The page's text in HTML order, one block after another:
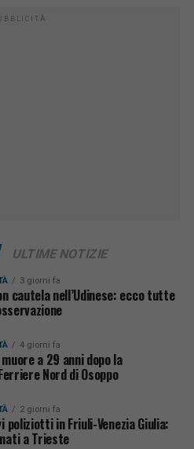
ULTIME NOTIZIE
3 giorni fa
cautela nell’Udinese: ecco tutte
4 giorni fa
a 29 anni dopo la
Nord di Osoppo
2 giorni fa
poliziotti in Friuli-Venezia Giulia:
a Trieste